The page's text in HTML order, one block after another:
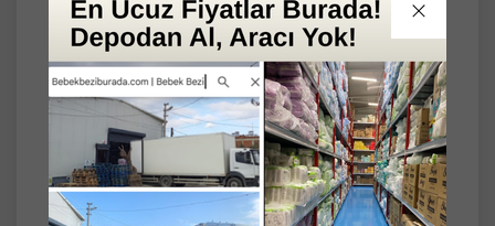
Ürün Türü Biberon Maması
Mama Numarası 2
Gramaj 350GR
Set 5'li
Hipp Organik Combiotic Bebek Sütü 350GR